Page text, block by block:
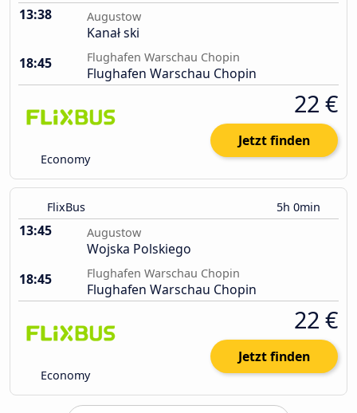
13:38 Augustow
Kanał ski
18:45
Flughafen Warschau Chopin
Flughafen Warschau Chopin
Economy
22 €
Jetzt finden
FlixBus 5h 0min
13:45 Augustow
Wojska Polskiego
18:45
Flughafen Warschau Chopin
Flughafen Warschau Chopin
Economy
22 €
Jetzt finden